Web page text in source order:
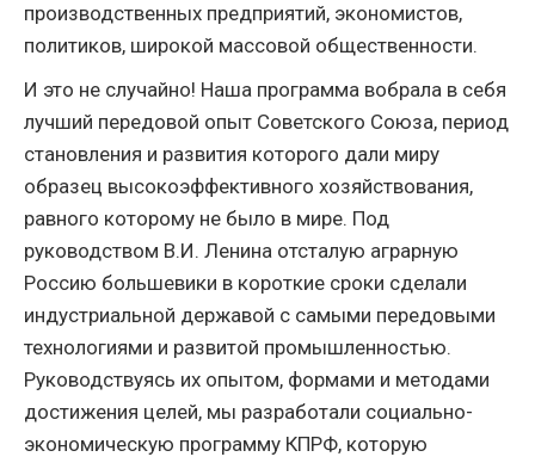
производственных предприятий, экономистов,
политиков, широкой массовой общественности.
И это не случайно! Наша программа вобрала в себя
лучший передовой опыт Советского Союза, период
становления и развития которого дали миру
образец высокоэффективного хозяйствования,
равного которому не было в мире. Под
руководством В.И. Ленина отсталую аграрную
Россию большевики в короткие сроки сделали
индустриальной державой с самыми передовыми
технологиями и развитой промышленностью.
Руководствуясь их опытом, формами и методами
достижения целей, мы разработали социально-
экономическую программу КПРФ, которую